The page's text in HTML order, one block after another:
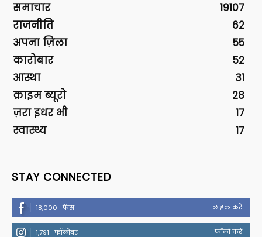
समाचार
19107
राजनीति
62
अपना ज़िला
55
कारोबार
52
आस्था
31
क्राइम ब्यूरो
28
ज़रा इधर भी
17
स्वास्थ्य
17
STAY CONNECTED
18,000 फैंस लाइक करें
1,791 फॉलोवर फॉलो करें